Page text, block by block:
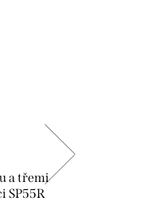
a třemi
SP55R